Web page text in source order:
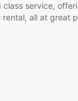
service,
all at great